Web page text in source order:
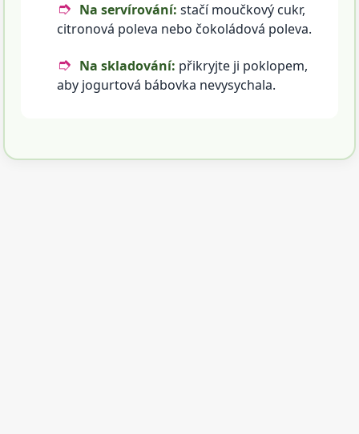
Na servírování: stačí moučkový cukr,
citronová poleva nebo čokoládová poleva.
Na skladování: přikryjte ji poklopem,
aby jogurtová bábovka nevysychala.